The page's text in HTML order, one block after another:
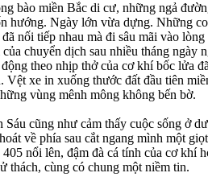
bào miền Bắc di cư, những ngả
hướng. Ngày lớn vừa dựng. Những
nối tiếp nhau mà đi sâu mãi vào
chuyển dịch sau nhiều tháng ngày
theo nhịp thở của cơ khí bốc lửa
Vệt xe in xuống thước đất đầu tiên
vùng mênh mông không bến bờ.
Sáu cũng như cảm thấy cuộc sống ở
về phía sau cắt ngang mình một
405 nổi lên, đậm đà cá tính của cơ khí
thách, cùng có chung một niềm tin.